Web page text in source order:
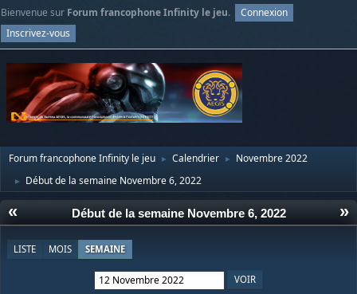
Bienvenue sur Forum francophone Infinity le jeu.
Connexion
Inscrivez-vous
Forum francophone Infinity le jeu ► Calendrier ► Novembre 2022
► Début de la semaine Novembre 6, 2022
« »
Début de la semaine Novembre 6, 2022
LISTE MOIS SEMAINE